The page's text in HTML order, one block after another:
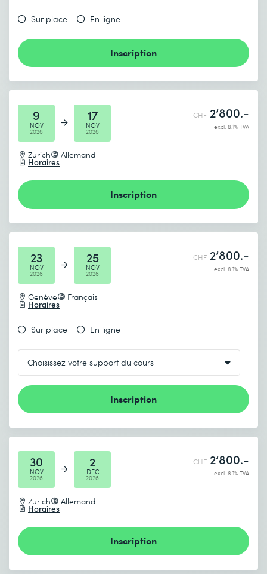
Sur place En ligne
Inscription
9
NOV
2026
17
NOV
2026
Zurich Allemand
Horaires
CHF 2’800.-
excl. 8.1% TVA
Inscription
23
NOV
2026
25
NOV
2026
Genève Français
Horaires
CHF 2’800.-
excl. 8.1% TVA
Sur place En ligne
Inscription
30
NOV
2026
2
DEC
2026
Zurich Allemand
Horaires
CHF 2’800.-
excl. 8.1% TVA
Inscription